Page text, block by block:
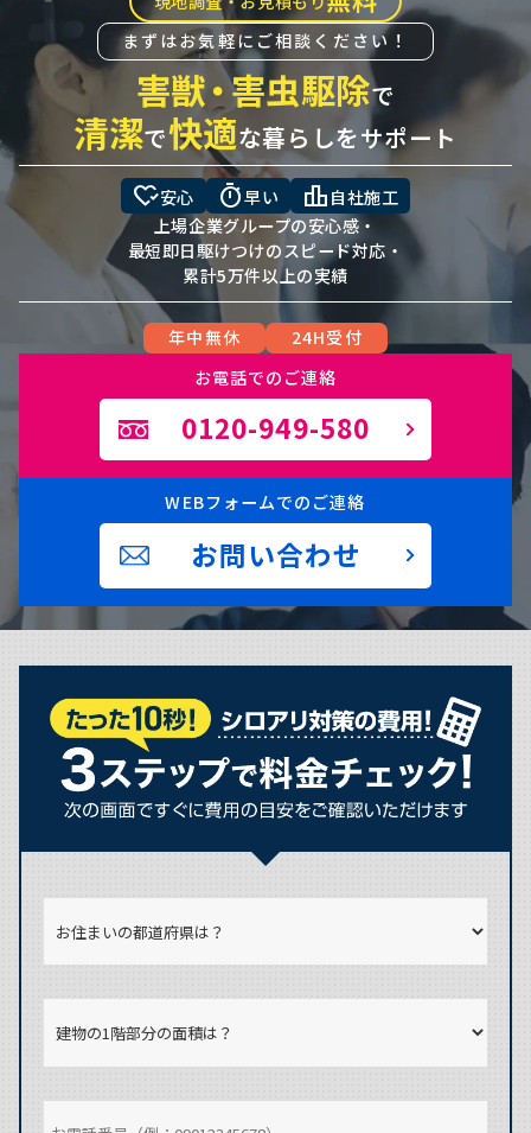
まずはお気軽にご相談ください！
害獣・害虫駆除で
清潔で快適な暮らしをサポート
heart_check安心 timer早い leaderboard 自社施工
上場企業グループの安心感・
最短即日駆けつけのスピード対応・
累計5万件以上の実績
年中無休
24H受付
お電話でのご連絡
0120-949-580
WEBフォームでのご連絡
お問い合わせ